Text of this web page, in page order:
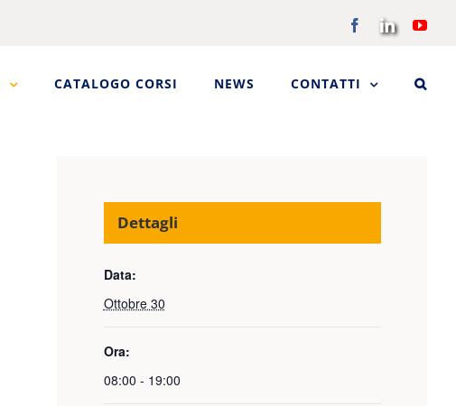
FacebookLinkedIn
CATALOGO CORSI NEWS CONTATTI
Dettagli
Data:
Ottobre 30
Ora:
08:00 - 19:00